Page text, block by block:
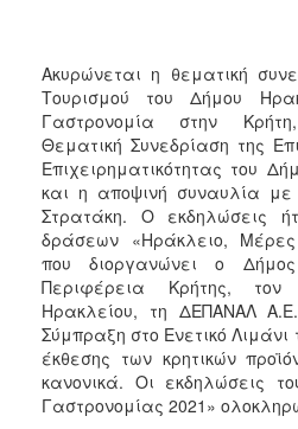
2015
2013
2012
2011
2010
2006
ΤΟΠΟΣ
Ακυρώνεται η θεματική
Τουρισμού του Δήμου
Γαστρονομία στην
Θεματική Συνεδρίαση της
Επιχειρηματικότητας του
και η αποψινή συναυλία με
Στρατάκη. Ο εκδηλώσεις
δράσεων «Ηράκλειο,
που διοργανώνει ο
Περιφέρεια Κρήτης, τον
Ηρακλείου, τη ΔΕΠΑΝΑΛ
Σύμπραξη στο Ενετικό
έκθεσης των κρητικών
κανονικά. Οι εκδηλώσεις
Γαστρονομίας 2021»